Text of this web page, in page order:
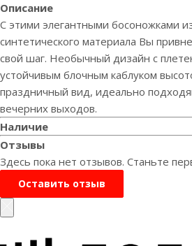
Описание
С этими элегантными босоножками
синтетического материала Вы
свой шаг. Необычный дизайн с
устойчивым блочным каблуком
праздничный вид, идеально
вечерних выходов.
Наличие
Отзывы
Здесь пока нет отзывов. Станьте
Оставить отзыв